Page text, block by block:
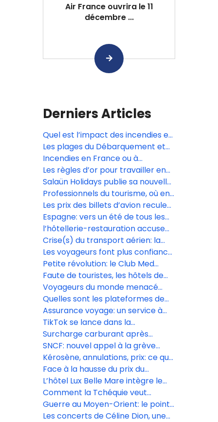
Air France ouvrira le 11
décembre ...
Derniers Articles
Quel est l’impact des incendies en
Gironde?
Les plages du Débarquement et
les Forteresses royales du
Languedoc inscrites à l’Unesco
Incendies en France ou à
l’étranger: quels sont les droits
des vacanciers?
Les règles d’or pour travailler en
confiance avec les réceptifs
Salaün Holidays publie sa nouvelle
brochure dédiée aux voyages de
fêtes
Professionnels du tourisme, où en
êtes-vous avec l’IA? Répondez à
notre sondage
Les prix des billets d’avion reculent
sur le moyen-courrier, selon le
baromètre Digitrips/L’Écho
Espagne: vers un été de tous les
records?
l’hôtellerie-restauration accuse
de lourdes pertes
Crise(s) du transport aérien: la
décarbonation passe-t-elle à la
trappe?
Les voyageurs font plus confiance
aux agences de voyages qu’à
l’intelligence artificielle
Petite révolution: le Club Med
s’ouvre aux OTA, sans renoncer
aux agences traditionnelles
Faute de touristes, les hôtels de
luxe de Dubaï cassent les prix
Voyageurs du monde menacé
d’une amende de 1,8 million
d’euros par la Cnil
Quelles sont les plateformes de
voyage préférées des Français?
Assurance voyage: un service à
forte valeur ajoutée
TikTok se lance dans la
réservation de voyages avec
Booking.com, Expedia et
GetYourGuide
Surcharge carburant après
l’achat : Volotea rétropédale, mais
pas pour tous les voyageurs
SNCF: nouvel appel à la grève
massif le 10 juin
Kérosène, annulations, prix: ce que
le gouvernement a promis au
secteur aérien
Face à la hausse du prix du
kérosène, les compagnies low
cost, premières à annuler des vols
L’hôtel Lux Belle Mare intègre le
réseau Virtuoso
Comment la Tchéquie veut
muscler son tourisme et sortir de
l’ombre de Prague
Guerre au Moyen-Orient: le point
sur le trafic aérien ce lundi 13 avril
Les concerts de Céline Dion, une